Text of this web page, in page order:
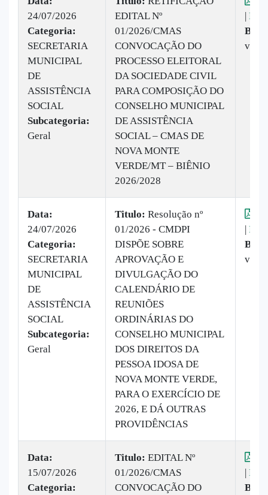
24/07/2026
Categoria:
SECRETARIA
MUNICIPAL
DE
ASSISTÊNCIA
SOCIAL
Subcategoria:
Geral
EDITAL Nº
01/2026/CMAS
CONVOCAÇÃO DO
PROCESSO ELEITORAL
DA SOCIEDADE CIVIL
PARA COMPOSIÇÃO DO
CONSELHO MUNICIPAL
DE ASSISTÊNCIA
SOCIAL – CMAS DE
NOVA MONTE
VERDE/MT – BIÊNIO
2026/2028
|
vezes
Data:
24/07/2026
Categoria:
SECRETARIA
MUNICIPAL
DE
ASSISTÊNCIA
SOCIAL
Subcategoria:
Geral
Titulo: Resolução nº
01/2026 - CMDPI
DISPÕE SOBRE
APROVAÇÃO E
DIVULGAÇÃO DO
CALENDÁRIO DE
REUNIÕES
ORDINÁRIAS DO
CONSELHO MUNICIPAL
DOS DIREITOS DA
PESSOA IDOSA DE
NOVA MONTE VERDE,
PARA O EXERCÍCIO DE
2026, E DÁ OUTRAS
PROVIDÊNCIAS
|
vez
Data:
15/07/2026
Categoria:
Titulo: EDITAL Nº
01/2026/CMAS
CONVOCAÇÃO DO
|